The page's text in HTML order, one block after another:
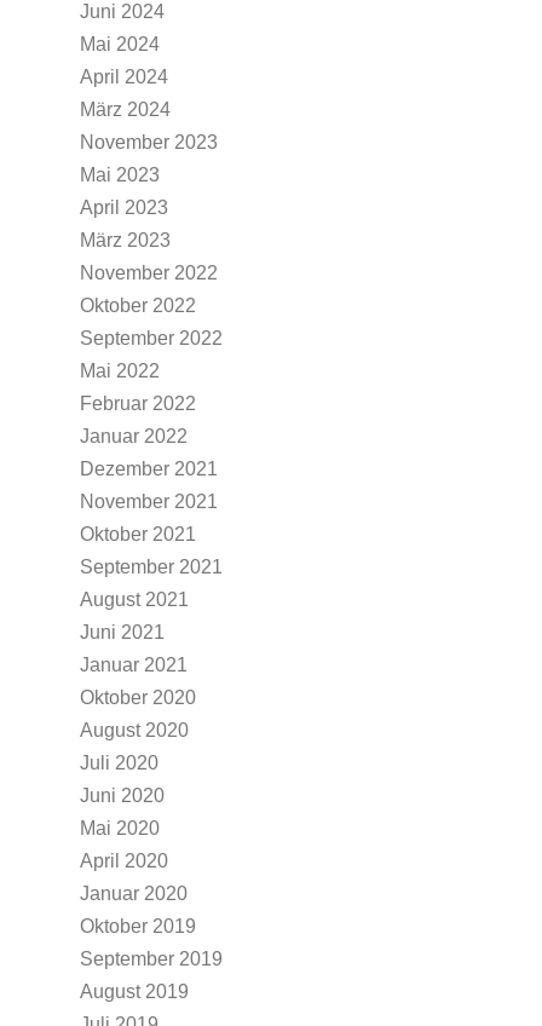
Juni 2024
Mai 2024
April 2024
März 2024
November 2023
Mai 2023
April 2023
März 2023
November 2022
Oktober 2022
September 2022
Mai 2022
Februar 2022
Januar 2022
Dezember 2021
November 2021
Oktober 2021
September 2021
August 2021
Juni 2021
Januar 2021
Oktober 2020
August 2020
Juli 2020
Juni 2020
Mai 2020
April 2020
Januar 2020
Oktober 2019
September 2019
August 2019